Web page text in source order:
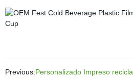
Previous:Personalizado Impreso